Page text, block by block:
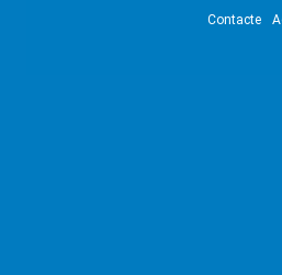
Contacte